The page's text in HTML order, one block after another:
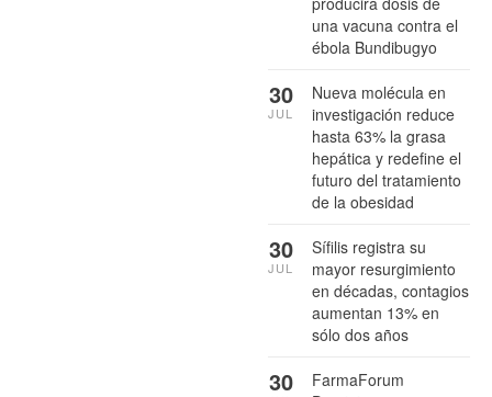
una vacuna contra el
ébola Bundibugyo
Nueva molécula en
investigación reduce
hasta 63% la grasa
hepática y redefine el
futuro del tratamiento
de la obesidad
30
JUL
Sífilis registra su
mayor resurgimiento
en décadas, contagios
aumentan 13% en
sólo dos años
30
JUL
FarmaForum
30